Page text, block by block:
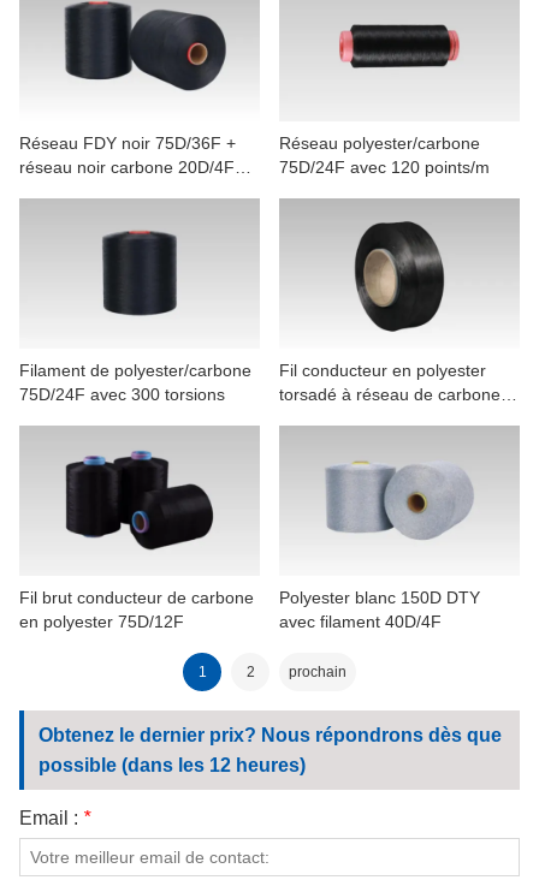
Réseau FDY noir 75D/36F +
réseau noir carbone 20D/4F
Réseau polyester/carbone
75D/24F avec 120 points/m
Filament de polyester/carbone
75D/24F avec 300 torsions
Fil conducteur en polyester
torsadé à réseau de carbone
Fil brut conducteur de carbone
en polyester 75D/12F
Polyester blanc 150D DTY
avec filament 40D/4F
1 2 prochain
Obtenez le dernier prix? Nous répondrons dès que
possible (dans les 12 heures)
Email : *